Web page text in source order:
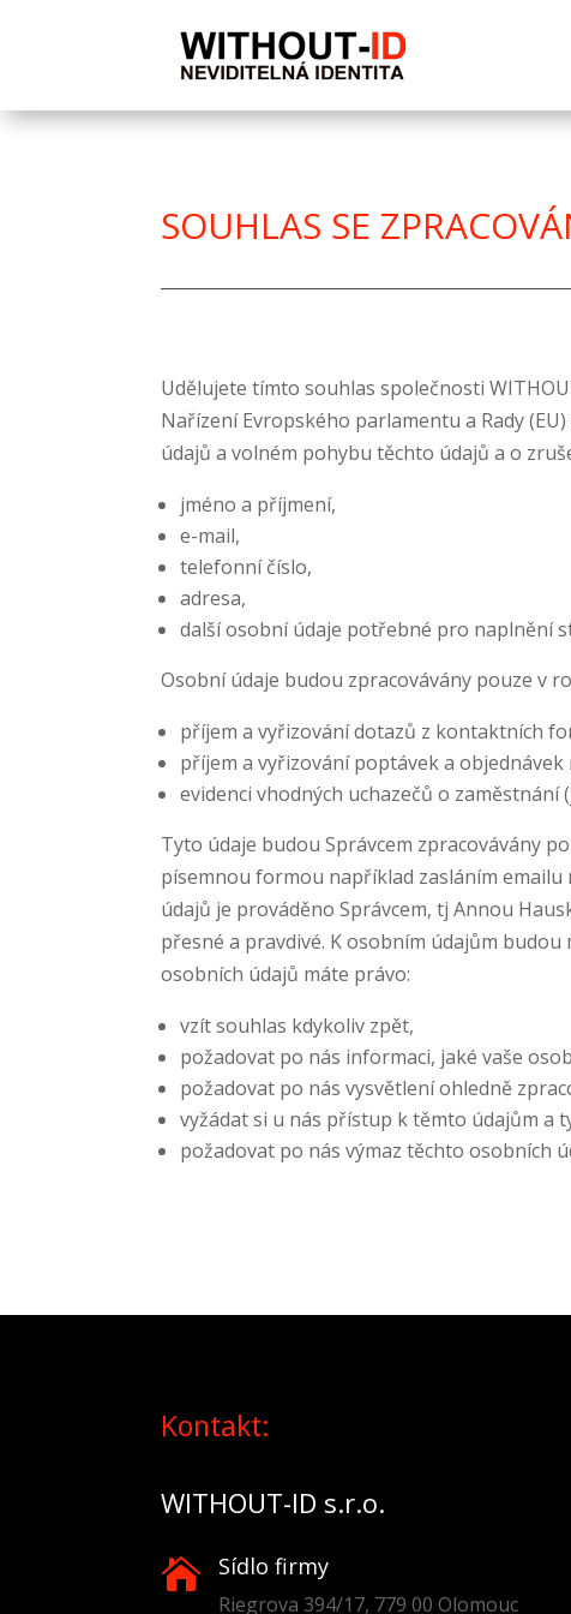
SOUHLAS SE
Udělujete tímto souhlas společnosti
Nařízení Evropského parlamentu a Rady
údajů a volném pohybu těchto údajů a o
jméno a příjmení,
e-mail,
telefonní číslo,
adresa,
další osobní údaje potřebné pro naplnění
Osobní údaje budou zpracovávány pouze v
příjem a vyřizování dotazů z kontaktních
příjem a vyřizování poptávek a
evidenci vhodných uchazečů o
Tyto údaje budou Správcem zpracovávány
písemnou formou například zasláním
údajů je prováděno Správcem, tj Annou
přesné a pravdivé. K osobním údajům
osobních údajů máte právo:
vzít souhlas kdykoliv zpět,
požadovat po nás informaci, jaké vaše
požadovat po nás vysvětlení ohledně
vyžádat si u nás přístup k těmto údajům a
požadovat po nás výmaz těchto osobních
Kontakt:
WITHOUT-ID s.r.o.
 Sídlo firmy
Riegrova 394/17, 779 00 Olomouc